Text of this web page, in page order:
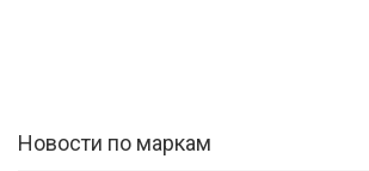
Новости по маркам